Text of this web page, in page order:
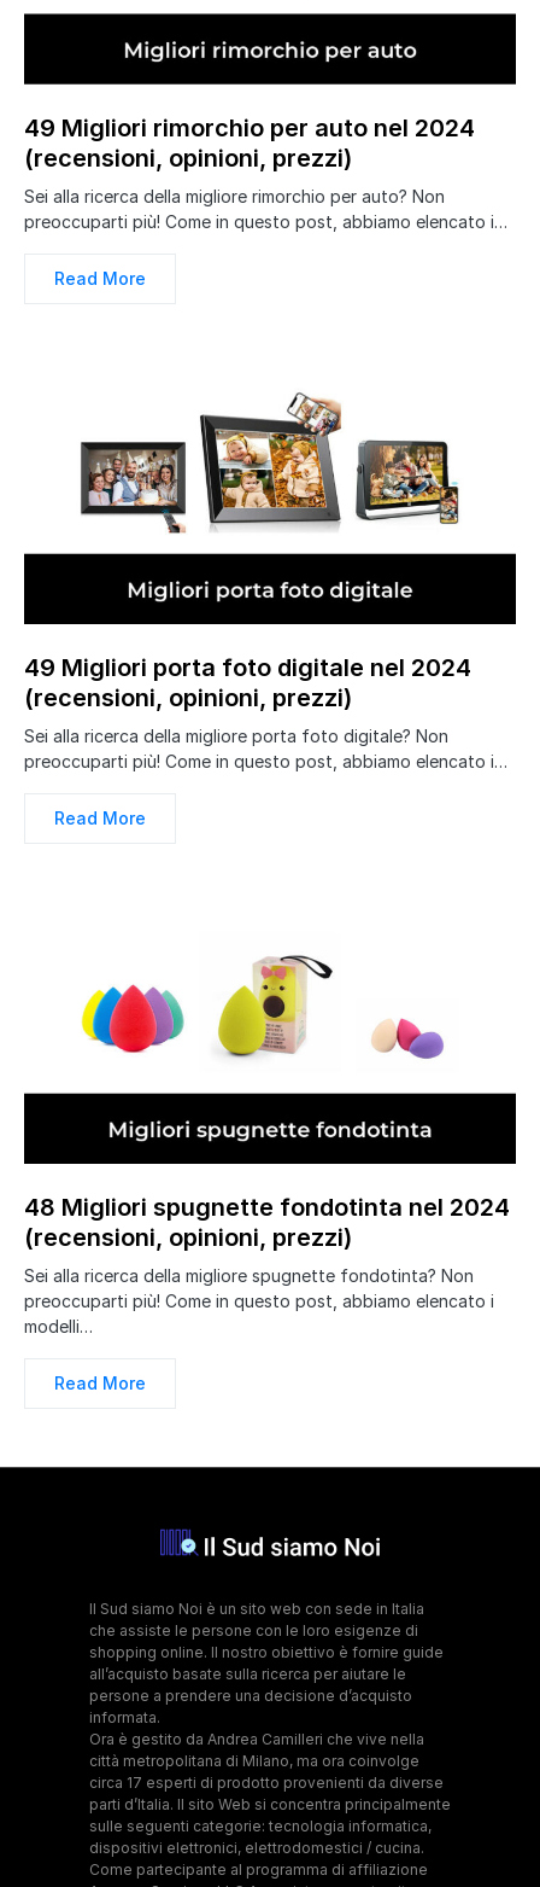
49 Migliori rimorchio per auto nel 2024
(recensioni, opinioni, prezzi)
Sei alla ricerca della migliore rimorchio per auto? Non
preoccuparti più! Come in questo post, abbiamo elencato i…
Read More
49 Migliori porta foto digitale nel 2024
(recensioni, opinioni, prezzi)
Sei alla ricerca della migliore porta foto digitale? Non
preoccuparti più! Come in questo post, abbiamo elencato i…
Read More
48 Migliori spugnette fondotinta nel 2024
(recensioni, opinioni, prezzi)
Sei alla ricerca della migliore spugnette fondotinta? Non
preoccuparti più! Come in questo post, abbiamo elencato i
modelli…
Read More
Il Sud siamo Noi è un sito web con sede in Italia
che assiste le persone con le loro esigenze di
shopping online. Il nostro obiettivo è fornire guide
all’acquisto basate sulla ricerca per aiutare le
persone a prendere una decisione d’acquisto
informata.
Ora è gestito da Andrea Camilleri che vive nella
città metropolitana di Milano, ma ora coinvolge
circa 17 esperti di prodotto provenienti da diverse
parti d’Italia. Il sito Web si concentra principalmente
sulle seguenti categorie: tecnologia informatica,
dispositivi elettronici, elettrodomestici / cucina.
Come partecipante al programma di affiliazione